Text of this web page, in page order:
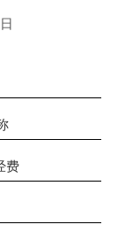
日
费